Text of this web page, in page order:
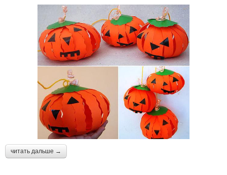
читать дальше →